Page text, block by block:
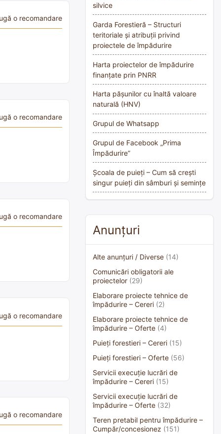
o recomandare
o recomandare
o recomandare
o recomandare
o recomandare
silvice
Garda Forestieră – Structuri
teritoriale și atribuții privind
proiectele de împădurire
Harta proiectelor de împădurire
finanțate prin PNRR
Harta pășunilor cu înaltă valoare
naturală (HNV)
Grupul de Whatsapp
Grupul de Facebook „Prima
Împădurire”
Școala de puieți – Cum să crești
singur puieți din sâmburi și semințe
Anunțuri
Alte anunțuri / Diverse (14)
Comunicări obligatorii ale
proiectelor (29)
Elaborare proiecte tehnice de
împădurire – Cereri (2)
Elaborare proiecte tehnice de
împădurire – Oferte (4)
Puieți forestieri – Cereri (15)
Puieți forestieri – Oferte (56)
Servicii execuție lucrări de
împădurire – Cereri (15)
Servicii execuție lucrări de
împădurire – Oferte (32)
Teren pretabil pentru împădurire –
Cumpăr/concesionez (151)